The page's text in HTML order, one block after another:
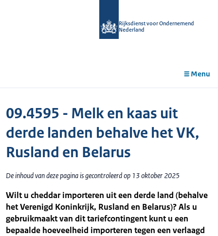
Rijksdienst voor Ondernemend
Nederland
Menu
09.4595 - Melk en kaas uit
derde landen behalve het VK,
Rusland en Belarus
De inhoud van deze pagina is gecontroleerd op 13 oktober 2025
Wilt u cheddar importeren uit een derde land (behalve
het Verenigd Koninkrijk, Rusland en Belarus)? Als u
gebruikmaakt van dit tariefcontingent kunt u een
bepaalde hoeveelheid importeren tegen een verlaagd